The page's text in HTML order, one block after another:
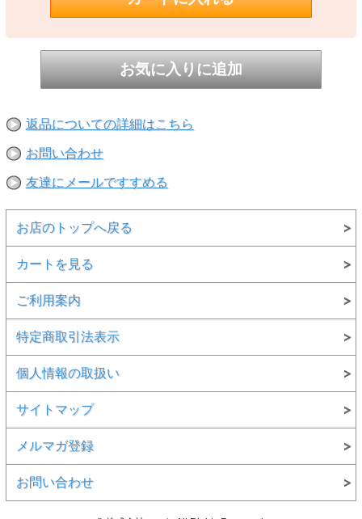
たくし込んでもそのままでも着用可能なストレートな裾
工場の従業員にプレミアム賃金が支払われるフェアトレード・サーテ
ィファイドの工場で製造
メキシコ製
213 g (7.5 oz)
【素材】
れたリサイクル・ポリエステル50％のジャージー。ブルーサインの
認証済み。フェアトレード・サーティファイドの工場で製造
【備考】
○レギュラー・フィット
※撮影時の環境やご使用のPCモニター等の環境により実際の色味と
多少異なる場合があります。
※当店取扱い商品は一部店頭在庫と共有をしております。
ご注文時に「在庫あり」の表示でも、実際は売り違いにより欠品が発
生し、やむをえずご注文をキャンセルさせていただく場合がございま
す。完売や欠品の場合は大変ご迷惑をおかけしますが、予めご了承の
うえ注文いただきますようお願い申し上げます。
返品についての詳細はこちら
お問い合わせ
友達にメールですすめる
お店のトップへ戻る
カートを見る
ご利用案内
特定商取引法表示
個人情報の取扱い
サイトマップ
メルマガ登録
お問い合わせ